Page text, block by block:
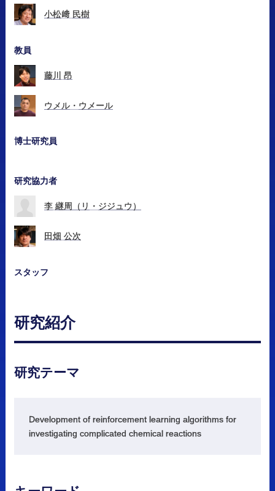
小松﨑 民樹
教員
藤川 昂
ウメル・ ウメール
博士研究員
研究協力者
李 継周 （リ ・ ジジュウ）
田畑 公次
スタッフ
研究紹介
研究テーマ
Development of reinforcement learning algorithms for
investigating complicated chemical reactions